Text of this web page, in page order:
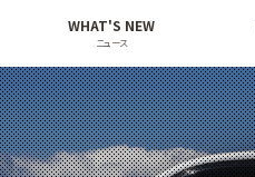
WHAT'S NEW
ニュース